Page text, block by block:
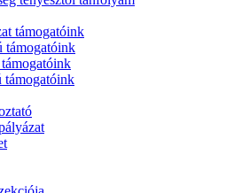
támogatóink
támogatóink
támogatóink